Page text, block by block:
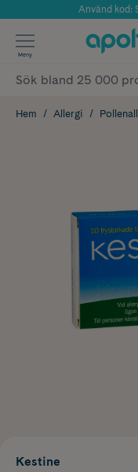
Årets
Använd kod:
✓
Meny
Hem Allergi
Kestine